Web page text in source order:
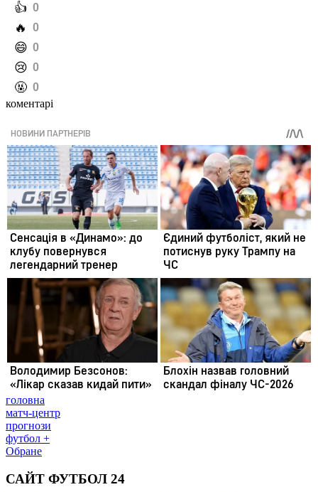
️👍 0
️🔥 0
️😄 0
️😢 0
️🤬 0
коментарі
головна
матч-центр
прогнози
футбол +
Обране
САЙТ ФУТБОЛ 24